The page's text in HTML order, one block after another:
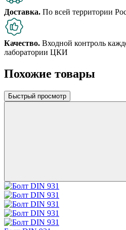
Доставка. По всей территории
Качество. Входной контроль
лаборатории ЦКИ
Похожие товары
Быстрый просмотр